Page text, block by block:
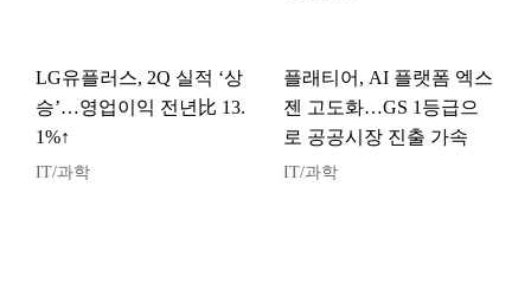
LG유플러스, 2Q 실적 ‘상
승’…영업이익 전년比 13.
1%↑
IT/과학
플래티어, AI 플랫폼 엑스
젠 고도화…GS 1등급으
로 공공시장 진출 가속
IT/과학